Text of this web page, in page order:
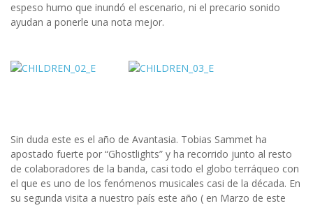
espeso humo que inundó el escenario, ni el precario sonido
ayudan a ponerle una nota mejor.
Sin duda este es el año de Avantasia. Tobias Sammet ha
apostado fuerte por “Ghostlights” y ha recorrido junto al resto
de colaboradores de la banda, casi todo el globo terráqueo con
el que es uno de los fenómenos musicales casi de la década. En
su segunda visita a nuestro país este año ( en Marzo de este